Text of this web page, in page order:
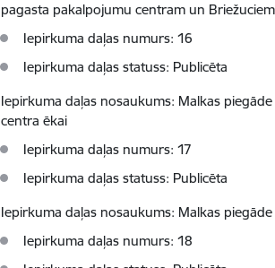
pagasta pakalpojumu centram un
Iepirkuma daļas numurs: 16
Iepirkuma daļas statuss: Publicēta
Iepirkuma daļas nosaukums: Malkas
centra ēkai
Iepirkuma daļas numurs: 17
Iepirkuma daļas statuss: Publicēta
Iepirkuma daļas nosaukums: Malkas
Iepirkuma daļas numurs: 18